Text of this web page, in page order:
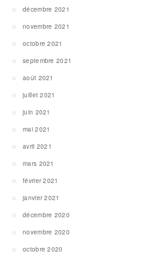
décembre 2021
novembre 2021
octobre 2021
septembre 2021
août 2021
juillet 2021
juin 2021
mai 2021
avril 2021
mars 2021
février 2021
janvier 2021
décembre 2020
novembre 2020
octobre 2020